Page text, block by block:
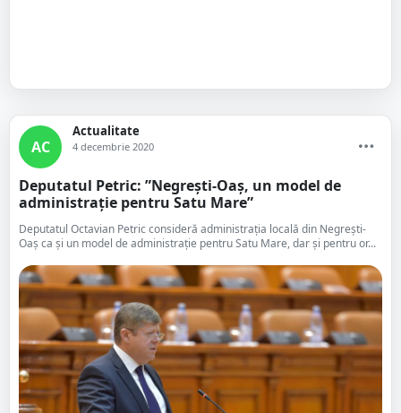
AC
Actualitate
4 decembrie 2020
Deputatul Petric: ”Negrești-Oaș, un model de
administrație pentru Satu Mare”
Deputatul Octavian Petric consideră administrația locală din Negrești-
Oaș ca și un model de administrație pentru Satu Mare, dar și pentru or...